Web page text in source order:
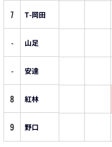
7 T-岡田
- 山足
- 安達
8 紅林
9 野口